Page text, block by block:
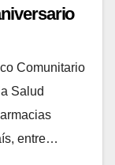
Comunitario
Salud
entre…